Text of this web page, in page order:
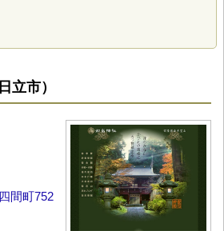
立市）
間町752